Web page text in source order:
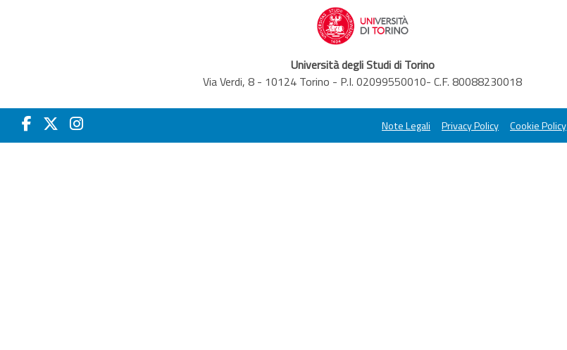
Università degli Studi di Torino
Via Verdi, 8 - 10124 Torino - P.I. 02099550010- C.F. 80088230018
Note Legali Privacy Policy Cookie Policy